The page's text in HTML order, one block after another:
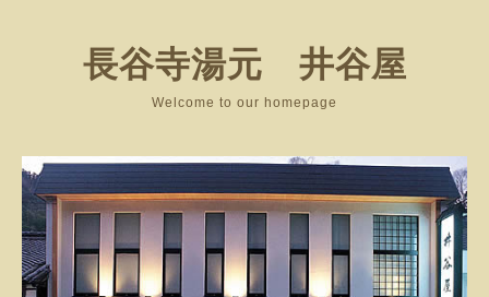
長谷寺湯元 井谷屋
Welcome to our homepage